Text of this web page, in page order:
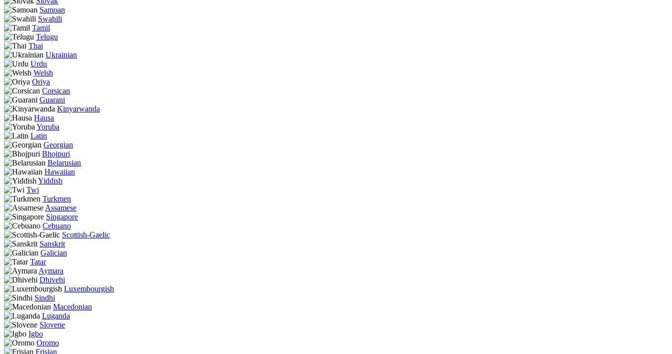
Samoan
Swahili
Tamil
Telugu
Thai
Ukrainian
Urdu
Welsh
Oriya
Corsican
Guarani
Kinyarwanda
Hausa
Yoruba
Latin
Georgian
Bhojpuri
Belarusian
Hawaiian
Yiddish
Twi
Turkmen
Assamese
Singapore
Cebuano
Scottish-Gaelic
Sanskrit
Galician
Tatar
Aymara
Dhivehi
Luxembourgish
Sindhi
Macedonian
Luganda
Slovene
Igbo
Oromo
Frisian